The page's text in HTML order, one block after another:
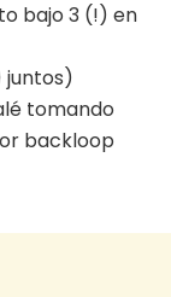
bajo 3 (!) en
juntos)
tomando
backloop